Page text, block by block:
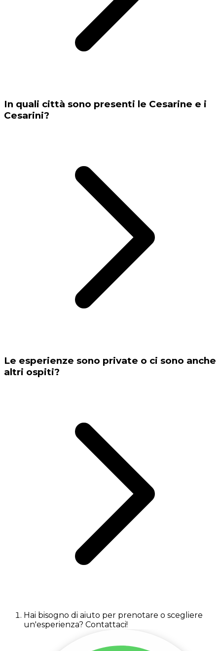
In quali città sono presenti le Cesarine e i
Cesarini?
Le esperienze sono private o ci sono anche
altri ospiti?
Hai bisogno di aiuto per prenotare o scegliere
un'esperienza? Contattaci!